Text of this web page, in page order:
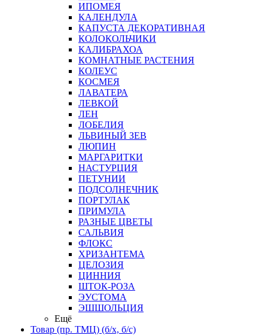
ИПОМЕЯ
КАЛЕНДУЛА
КАПУСТА ДЕКОРАТИВНАЯ
КОЛОКОЛЬЧИКИ
КАЛИБРАХОА
КОМНАТНЫЕ РАСТЕНИЯ
КОЛЕУС
КОСМЕЯ
ЛАВАТЕРА
ЛЕВКОЙ
ЛЕН
ЛОБЕЛИЯ
ЛЬВИНЫЙ ЗЕВ
ЛЮПИН
МАРГАРИТКИ
НАСТУРЦИЯ
ПЕТУНИИ
ПОДСОЛНЕЧНИК
ПОРТУЛАК
ПРИМУЛА
РАЗНЫЕ ЦВЕТЫ
САЛЬВИЯ
ФЛОКС
ХРИЗАНТЕМА
ЦЕЛОЗИЯ
ЦИННИЯ
ШТОК-РОЗА
ЭУСТОМА
ЭШШОЛЬЦИЯ
Ещё
Товар (пр. ТМЦ) (б/х, б/с)